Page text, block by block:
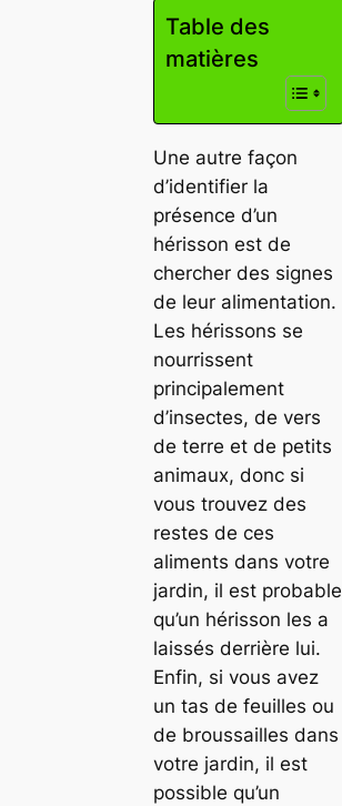
Table des
matières
Une autre façon
d’identifier la
présence d’un
hérisson est de
chercher des signes
de leur alimentation.
Les hérissons se
nourrissent
principalement
d’insectes, de vers
de terre et de petits
animaux, donc si
vous trouvez des
restes de ces
aliments dans votre
jardin, il est probable
qu’un hérisson les a
laissés derrière lui.
Enfin, si vous avez
un tas de feuilles ou
de broussailles dans
votre jardin, il est
possible qu’un